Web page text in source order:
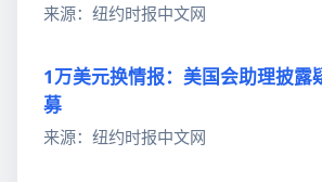
来源：纽约时报中文网
1万美元换情报：美国会助理披露
募
来源：纽约时报中文网